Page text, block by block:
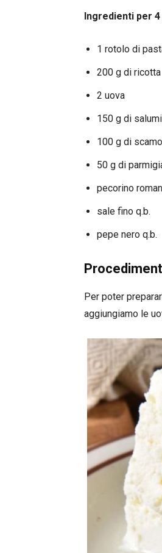
Ingredienti per
1 rotolo di
200 g di ricotta
2 uova
150 g di
100 g di
50 g di
pecorino
sale fino q.b.
pepe nero q.b.
Per poter
aggiungiamo le